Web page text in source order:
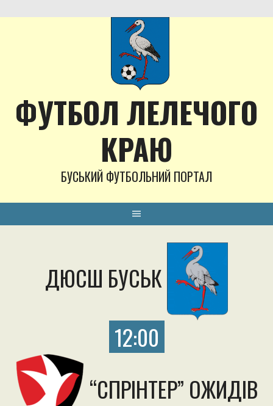
to
ФУТБОЛ ЛЕЛЕЧОГО
КРАЮ
БУСЬКИЙ ФУТБОЛЬНИЙ ПОРТАЛ
ДЮСШ БУСЬК
12:00
“СПРІНТЕР” ОЖИДІВ